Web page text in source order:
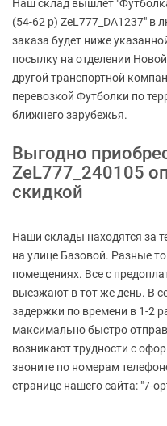
Наш склад вышлет
(54-62 р) ZeL777_DA1237" в
заказа будет ниже
посылку на отделении
другой транспортной
перевозкой Футболки по
ближнего зарубежья.
Выгодно
ZeL777_240105
скидкой
Наши склады находятся за
на улице Базовой. Разные
помещениях. Все с
выезжают в тот же день. В
задержки по времени в 1-2
максимально быстро
возникают трудности с
звоните по номерам
странице нашего сайта: "7-